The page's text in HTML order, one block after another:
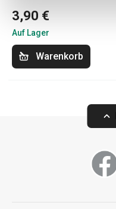
3,90 €
Auf Lager
Warenkorb